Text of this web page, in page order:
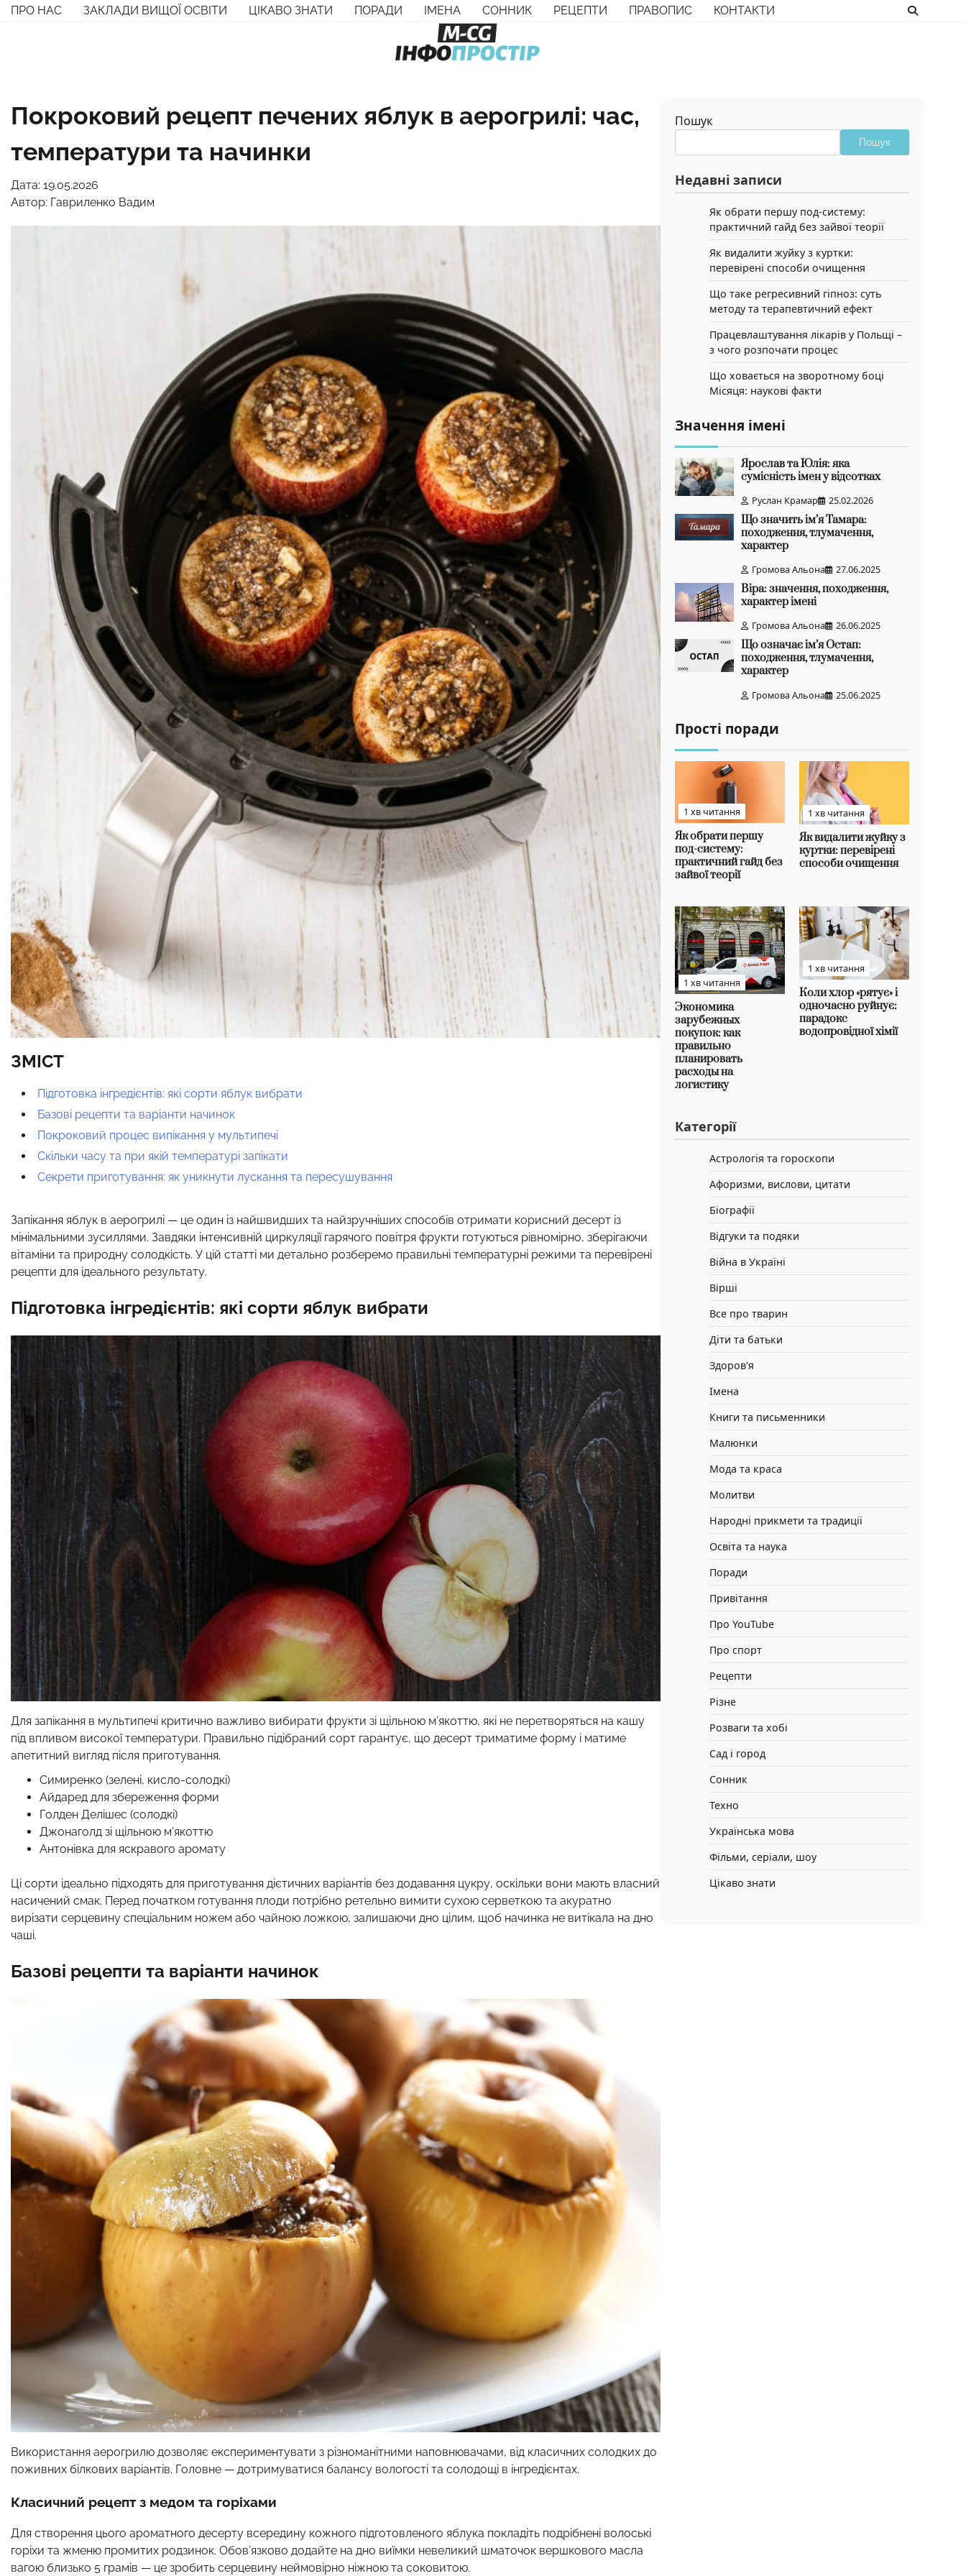
Перейти
ПРО НАС ЗАКЛАДИ ВИЩОЇ ОСВІТИ ЦІКАВО ЗНАТИ ПОРАДИ ІМЕНА СОННИК РЕЦЕПТИ ПРАВОПИС КОНТАКТИ
Покроковий рецепт печених яблук в аерогрилі: час,
температури та начинки
Дата: 19.05.2026
Автор: Гавриленко Вадим
ЗМІСТ
Підготовка інгредієнтів: які сорти яблук вибрати
Базові рецепти та варіанти начинок
Покроковий процес випікання у мультипечі
Скільки часу та при якій температурі запікати
Секрети приготування: як уникнути лускання та пересушування
Запікання яблук в аерогрилі — це один із найшвидших та найзручніших способів отримати корисний десерт із
мінімальними зусиллями. Завдяки інтенсивній циркуляції гарячого повітря фрукти готуються рівномірно, зберігаючи
вітаміни та природну солодкість. У цій статті ми детально розберемо правильні температурні режими та перевірені
рецепти для ідеального результату.
Підготовка інгредієнтів: які сорти яблук вибрати
Для запікання в мультипечі критично важливо вибирати фрукти зі щільною м’якоттю, які не перетворяться на кашу
під впливом високої температури. Правильно підібраний сорт гарантує, що десерт триматиме форму і матиме
апетитний вигляд після приготування.
Симиренко (зелені, кисло-солодкі)
Айдаред для збереження форми
Голден Делішес (солодкі)
Джонаголд зі щільною м’якоттю
Антонівка для яскравого аромату
Ці сорти ідеально підходять для приготування дієтичних варіантів без додавання цукру, оскільки вони мають власний
насичений смак. Перед початком готування плоди потрібно ретельно вимити сухою серветкою та акуратно
вирізати серцевину спеціальним ножем або чайною ложкою, залишаючи дно цілим, щоб начинка не витікала на дно
чаші.
Базові рецепти та варіанти начинок
Використання аерогрилю дозволяє експериментувати з різноманітними наповнювачами, від класичних солодких до
поживних білкових варіантів. Головне — дотримуватися балансу вологості та солодощі в інгредієнтах.
Класичний рецепт з медом та горіхами
Для створення цього ароматного десерту всередину кожного підготовленого яблука покладіть подрібнені волоські
горіхи та жменю промитих родзинок. Обов’язково додайте на дно виїмки невеликий шматочок вершкового масла
вагою близько 5 грамів — це зробить серцевину неймовірно ніжною та соковитою.
Пошук
Пошук
Недавні записи
Як обрати першу под-систему:
практичний гайд без зайвої теорії
Як видалити жуйку з куртки:
перевірені способи очищення
Що таке регресивний гіпноз: суть
методу та терапевтичний ефект
Працевлаштування лікарів у Польщі –
з чого розпочати процес
Що ховається на зворотному боці
Місяця: наукові факти
Значення імені
Ярослав та Юлія: яка
сумісність імен у відсотках
Руслан Крамар 25.02.2026
Що значить ім’я Тамара:
походження, тлумачення,
характер
Громова Альона 27.06.2025
Віра: значення, походження,
характер імені
Громова Альона 26.06.2025
Що означає ім’я Остап:
походження, тлумачення,
характер
Громова Альона 25.06.2025
Прості поради
1 хв читання
Як обрати першу
под-систему:
практичний гайд без
зайвої теорії
1 хв читання
Як видалити жуйку з
куртки: перевірені
способи очищення
1 хв читання
Экономика
зарубежных
покупок: как
правильно
планировать
расходы на
логистику
1 хв читання
Коли хлор «рятує» і
одночасно руйнує:
парадокс
водопровідної хімії
Категорії
Астрологія та гороскопи
Афоризми, вислови, цитати
Біографії
Відгуки та подяки
Війна в Україні
Вірші
Все про тварин
Діти та батьки
Здоров'я
Імена
Книги та письменники
Малюнки
Мода та краса
Молитви
Народні прикмети та традиції
Освіта та наука
Поради
Привітання
Про YouTube
Про спорт
Рецепти
Різне
Розваги та хобі
Сад і город
Сонник
Техно
Українська мова
Фільми, серіали, шоу
Цікаво знати